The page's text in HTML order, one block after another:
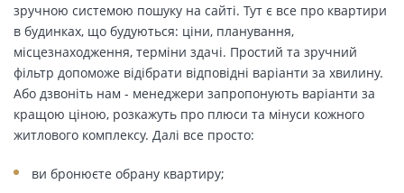
зручною системою пошуку на сайті. Тут є все про квартири
в будинках, що будуються: ціни, планування,
місцезнаходження, терміни здачі. Простий та зручний
фільтр допоможе відібрати відповідні варіанти за хвилину.
Або дзвоніть нам - менеджери запропонують варіанти за
кращою ціною, розкажуть про плюси та мінуси кожного
житлового комплексу. Далі все просто:
ви бронюєте обрану квартиру;